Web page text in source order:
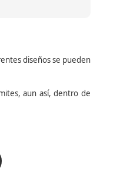
diseños se pueden
aun así, dentro de